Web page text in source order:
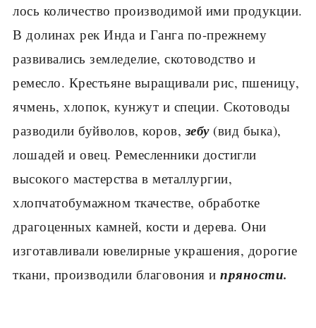
лось количество производимой ими продук­ции.
В долинах рек Инда и Ганга по-прежнему
развивались земледелие, скотоводство и
ремесло. Крестьяне выращива­ли рис, пшеницу,
ячмень, хлопок, кунжут и специи. Скотоводы
разводили буйволов, коров,зебу(вид быка),
лошадей и овец. Ремесленники достигли
высокого мастерства в металлургии,
хлопчатобумажном ткачестве, обра­ботке
драгоценных камней, кости и дерева. Они
изготавливали ювелир­ные украшения, дорогие
ткани, производили благовония и пряности.